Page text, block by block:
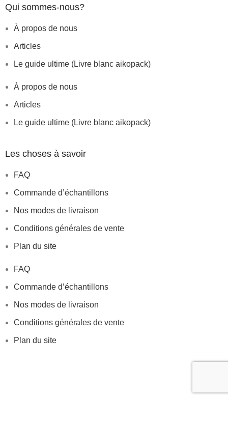
Qui sommes-nous?
À propos de nous
Articles
Le guide ultime (Livre blanc aikopack)
À propos de nous
Articles
Le guide ultime (Livre blanc aikopack)
Les choses à savoir
FAQ
Commande d’échantillons
Nos modes de livraison
Conditions générales de vente
Plan du site
FAQ
Commande d’échantillons
Nos modes de livraison
Conditions générales de vente
Plan du site